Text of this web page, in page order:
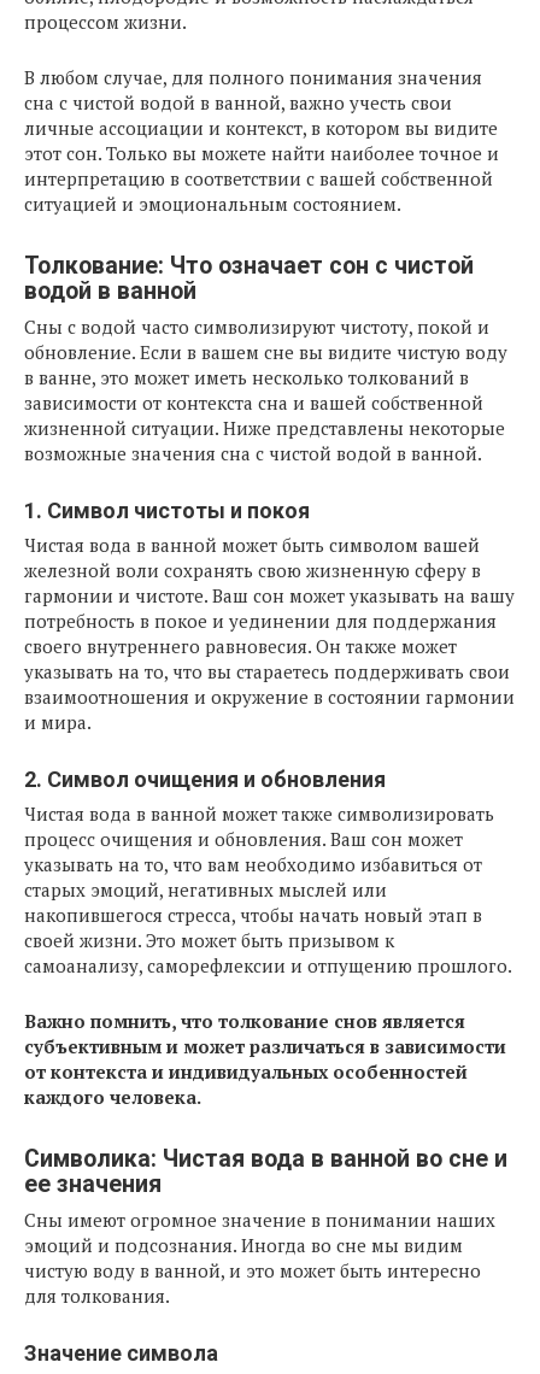
процессом жизни.
В любом случае, для полного понимания значения
сна с чистой водой в ванной, важно учесть свои
личные ассоциации и контекст, в котором вы видите
этот сон. Только вы можете найти наиболее точное и
интерпретацию в соответствии с вашей собственной
ситуацией и эмоциональным состоянием.
Толкование: Что означает сон с чистой
водой в ванной
Сны с водой часто символизируют чистоту, покой и
обновление. Если в вашем сне вы видите чистую воду
в ванне, это может иметь несколько толкований в
зависимости от контекста сна и вашей собственной
жизненной ситуации. Ниже представлены некоторые
возможные значения сна с чистой водой в ванной.
1. Символ чистоты и покоя
Чистая вода в ванной может быть символом вашей
железной воли сохранять свою жизненную сферу в
гармонии и чистоте. Ваш сон может указывать на вашу
потребность в покое и уединении для поддержания
своего внутреннего равновесия. Он также может
указывать на то, что вы стараетесь поддерживать свои
взаимоотношения и окружение в состоянии гармонии
и мира.
2. Символ очищения и обновления
Чистая вода в ванной может также символизировать
процесс очищения и обновления. Ваш сон может
указывать на то, что вам необходимо избавиться от
старых эмоций, негативных мыслей или
накопившегося стресса, чтобы начать новый этап в
своей жизни. Это может быть призывом к
самоанализу, саморефлексии и отпущению прошлого.
Важно помнить, что толкование снов является
субъективным и может различаться в зависимости
от контекста и индивидуальных особенностей
каждого человека.
Символика: Чистая вода в ванной во сне и
ее значения
Сны имеют огромное значение в понимании наших
эмоций и подсознания. Иногда во сне мы видим
чистую воду в ванной, и это может быть интересно
для толкования.
Значение символа